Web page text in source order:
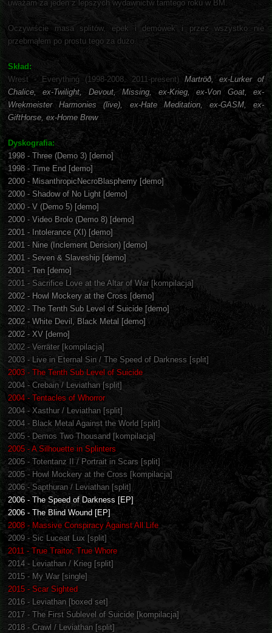
uważam za jeden z lepszych wydawnictw tamtego roku w BM.
Oczywiście masa splitów, epek i demówek i przez wszystko nie
przebrnąłem po prostu tego za dużo.
Skład:
Wrest - Everything (1998-2008, 2011-present) Martröð, ex-Lurker of
Chalice, ex-Twilight, Devout, Missing, ex-Krieg, ex-Von Goat, ex-
Wrekmeister Harmonies (live), ex-Hate Meditation, ex-GASM, ex-
GiftHorse, ex-Home Brew
Dyskografia:
1998 - Three (Demo 3) [demo]
1998 - Time End [demo]
2000 - MisanthropicNecroBlasphemy [demo]
2000 - Shadow of No Light [demo]
2000 - V (Demo 5) [demo]
2000 - Video Brolo (Demo 8) [demo]
2001 - Intolerance (XI) [demo]
2001 - Nine (Inclement Derision) [demo]
2001 - Seven & Slaveship [demo]
2001 - Ten [demo]
2001 - Sacrifice Love at the Altar of War [kompilacja]
2002 - Howl Mockery at the Cross [demo]
2002 - The Tenth Sub Level of Suicide [demo]
2002 - White Devil, Black Metal [demo]
2002 - XV [demo]
2002 - Verräter [kompilacja]
2003 - Live in Eternal Sin / The Speed of Darkness [split]
2003 - The Tenth Sub Level of Suicide
2004 - Crebain / Leviathan [split]
2004 - Tentacles of Whorror
2004 - Xasthur / Leviathan [split]
2004 - Black Metal Against the World [split]
2005 - Demos Two Thousand [kompilacja]
2005 - A Silhouette in Splinters
2005 - Totentanz II / Portrait in Scars [split]
2005 - Howl Mockery at the Cross [kompilacja]
2006 - Sapthuran / Leviathan [split]
2006 - The Speed of Darkness [EP]
2006 - The Blind Wound [EP]
2008 - Massive Conspiracy Against All Life
2009 - Sic Luceat Lux [split]
2011 - True Traitor, True Whore
2014 - Leviathan / Krieg [split]
2015 - My War [single]
2015 - Scar Sighted
2016 - Leviathan [boxed set]
2017 - The First Sublevel of Suicide [kompilacja]
2018 - Crawl / Leviathan [split]